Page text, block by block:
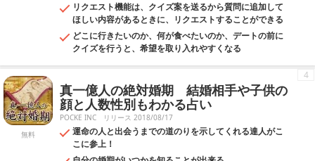
リクエスト機能は、クイズ案を送るから質問に追加して
ほしい内容があるときに、リクエストすることができる
どこに行きたいのか、何が食べたいのか、デートの前に
クイズを行うと、希望を取り入れやすくなる
無料
真一億人の絶対婚期 結婚相手や子供の
顔と人数性別もわかる占い
POCKE INC リリース 2018/08/17
運命の人と出会うまでの道のりを示してくれる達人がこ
こに参上！
4